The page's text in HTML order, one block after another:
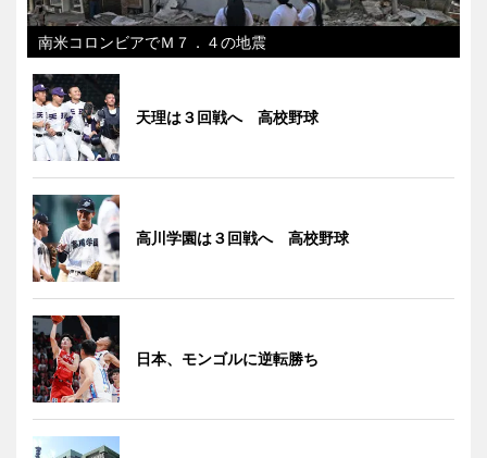
南米コロンビアでＭ７．４の地震
天理は３回戦へ 高校野球
高川学園は３回戦へ 高校野球
日本、モンゴルに逆転勝ち